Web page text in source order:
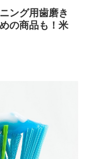
ング用歯磨き
の商品も！米